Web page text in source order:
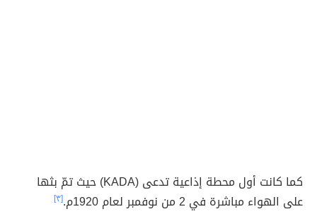
كما كانت أول محطة إذاعية تدعى (KADA) حيث تمّ بثها
على الهواء مباشرة في 2 من نوفمبر لعام 1920م.
[٣]